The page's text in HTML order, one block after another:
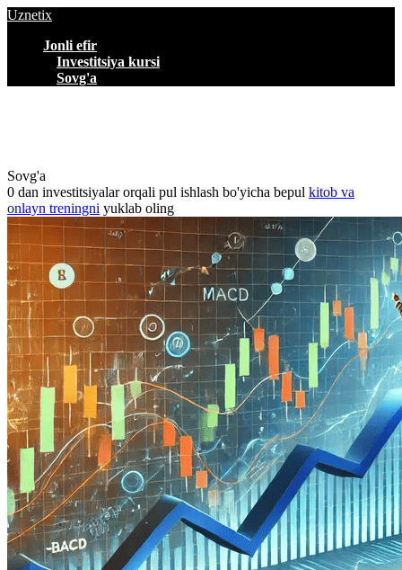
Uznetix
Jonli efir
Investitsiya kursi
Sovg'a
Sovg'a
0 dan investitsiyalar orqali pul ishlash bo'yicha bepul kitob va
onlayn treningni yuklab oling